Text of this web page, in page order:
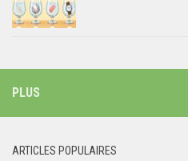
PLUS
ARTICLES POPULAIRES